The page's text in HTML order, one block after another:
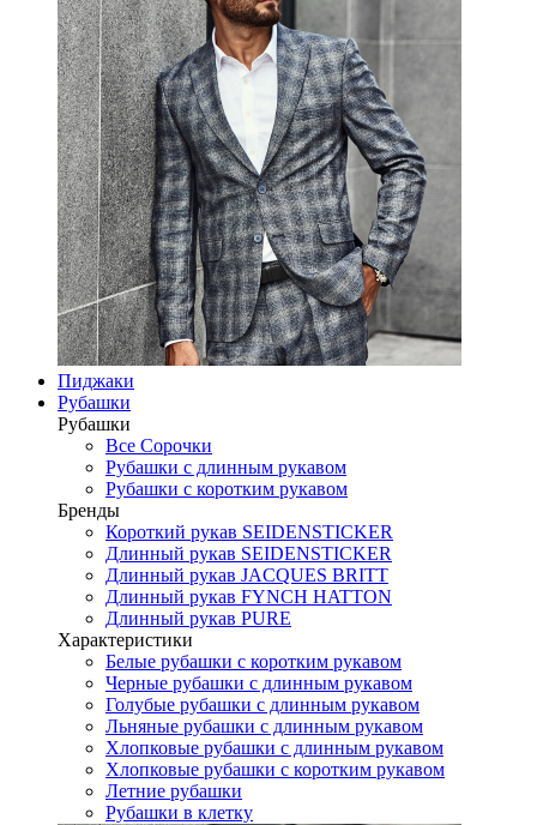
Пиджаки
Рубашки
Рубашки
Все Сорочки
Рубашки с длинным рукавом
Рубашки с коротким рукавом
Бренды
Короткий рукав SEIDENSTICKER
Длинный рукав SEIDENSTICKER
Длинный рукав JAСQUES BRITT
Длинный рукав FYNCH HATTON
Длинный рукав PURE
Характеристики
Белые рубашки с коротким рукавом
Черные рубашки с длинным рукавом
Голубые рубашки с длинным рукавом
Льняные рубашки с длинным рукавом
Хлопковые рубашки с длинным рукавом
Хлопковые рубашки с коротким рукавом
Летние рубашки
Рубашки в клетку